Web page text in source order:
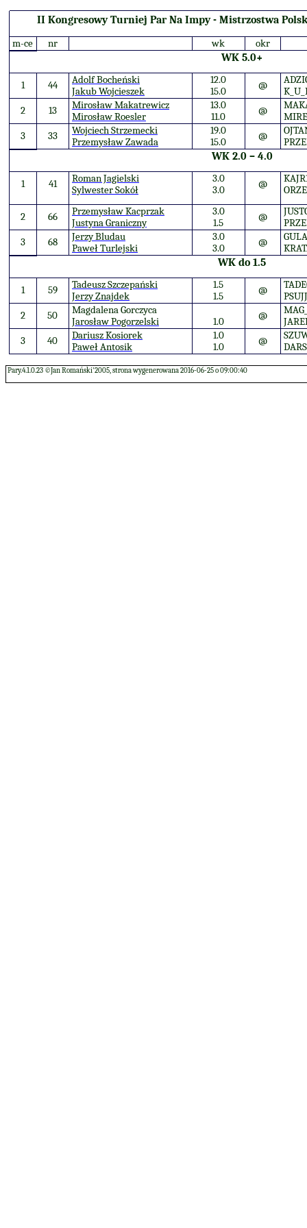
II Kongresowy Turniej Par Na Impy - Mistrzostwa
m-ce nr wk okr
WK 5.0+
1 44
Adolf Bocheński
Jakub Wojcieszek
12.0
15.0
@
2
13
Mirosław Makatrewicz
Mirosław Roesler
13.0
11.0
@
3
33
Wojciech Strzemecki
Przemysław Zawada
19.0
15.0
@
WK 2.0 – 4.0
1 41
Roman Jagielski
Sylwester Sokół
3.0
3.0
@
2 66
Przemysław Kacprzak
Justyna Graniczny
3.0
1.5
@
3
68
Jerzy Bludau
Paweł Turlejski
3.0
3.0
@
WK do 1.5
1 59
Tadeusz Szczepański
Jerzy Znajdek
1.5
1.5
@
2
50
Magdalena Gorczyca
Jarosław Pogorzelski
1.0
@
3
40
Dariusz Kosiorek
Paweł Antosik
1.0
1.0
@
Pary.4.1.0.23 ©Jan Romański'2005, strona wygenerowana 2016-06-25 o 09:00:40